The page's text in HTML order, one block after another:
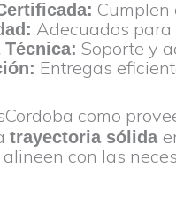
Adecuados para
Soporte y
Entregas
como
trayectoria sólida
con las